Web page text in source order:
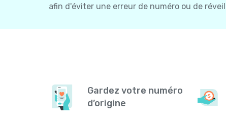
afin d'éviter une erreur de numéro ou de
Gardez votre numéro
d’origine